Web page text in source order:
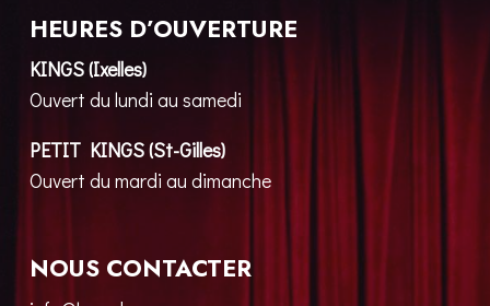
HEURES D’OUVERTURE
KINGS (Ixelles)
Ouvert du lundi au samedi
PETIT KINGS (St-Gilles)
Ouvert du mardi au dimanche
NOUS CONTACTER